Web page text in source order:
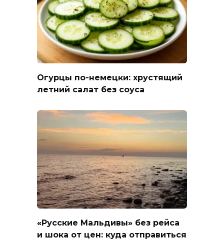
Огурцы по-немецки: хрустящий
летний салат без соуса
«Русские Мальдивы» без рейса
и шока от цен: куда отправиться